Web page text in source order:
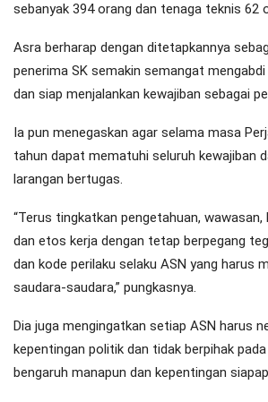
sebanyak 394 orang dan tenaga teknis 62
Asra berharap dengan ditetapkannya
penerima SK semakin semangat
dan siap menjalankan kewajiban sebagai
Ia pun menegaskan agar selama masa
tahun dapat mematuhi seluruh kewajiban
larangan bertugas.
“Terus tingkatkan pengetahuan, wawasan,
dan etos kerja dengan tetap berpegang
dan kode perilaku selaku ASN yang harus
saudara-saudara,” pungkasnya.
Dia juga mengingatkan setiap ASN harus
kepentingan politik dan tidak berpihak
bengaruh manapun dan kepentingan